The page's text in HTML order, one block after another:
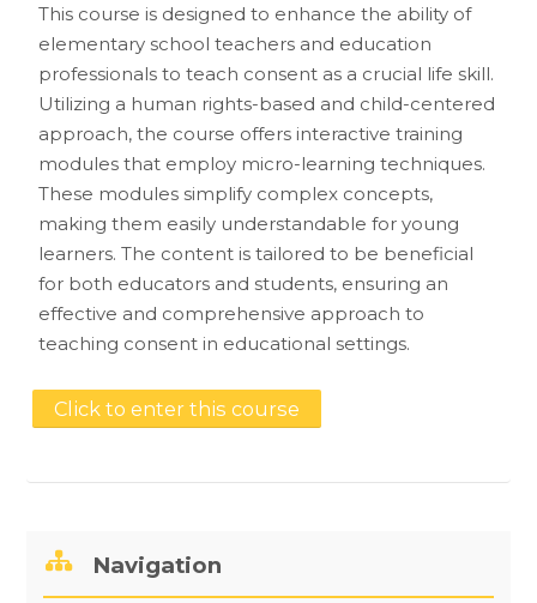
This course is designed to enhance the ability of
elementary school teachers and education
professionals to teach consent as a crucial life skill.
Utilizing a human rights-based and child-centered
approach, the course offers interactive training
modules that employ micro-learning techniques.
These modules simplify complex concepts,
making them easily understandable for young
learners. The content is tailored to be beneficial
for both educators and students, ensuring an
effective and comprehensive approach to
teaching consent in educational settings.
Click to enter this course
Skip Navigation
Navigation